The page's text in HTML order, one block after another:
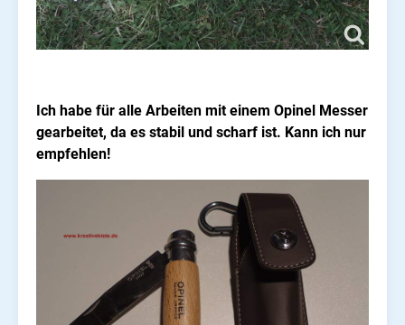
Ich habe für alle Arbeiten mit einem Opinel Messer
gearbeitet, da es stabil und scharf ist. Kann ich nur
empfehlen!